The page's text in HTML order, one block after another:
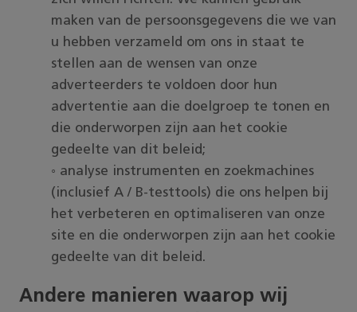
maken van de persoonsgegevens die we van
u hebben verzameld om ons in staat te
stellen aan de wensen van onze
adverteerders te voldoen door hun
advertentie aan die doelgroep te tonen en
die onderworpen zijn aan het cookie
gedeelte van dit beleid;
◦ analyse instrumenten en zoekmachines
(inclusief A / B-testtools) die ons helpen bij
het verbeteren en optimaliseren van onze
site en die onderworpen zijn aan het cookie
gedeelte van dit beleid.
Andere manieren waarop wij